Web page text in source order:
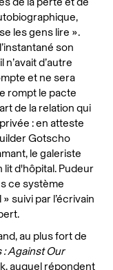
les gens lire ».
son
d’autre
et ne sera
rompt le pacte
de la relation qui
: en atteste
Gotscho
legaleriste
lit d'hôpital. Pudeur
ce système
» suivi parl’écrivain
.
au plus fort de
Against Our
auquel répondent